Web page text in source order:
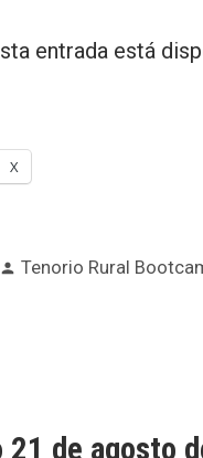
entrada está
X
Publicado
Tenorio Rural
21 de agosto